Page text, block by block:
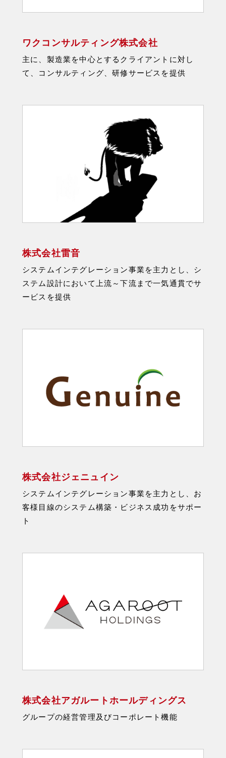
ワクコンサルティング株式会社
主に、製造業を中心とするクライアントに対し
て、コンサルティング、研修サービスを提供
株式会社雷音
システムインテグレーション事業を主力とし、シ
ステム設計において上流～下流まで一気通貫でサ
ービスを提供
株式会社ジェニュイン
システムインテグレーション事業を主力とし、お
客様目線のシステム構築・ビジネス成功をサポー
ト
株式会社アガルートホールディングス
グループの経営管理及びコーポレート機能